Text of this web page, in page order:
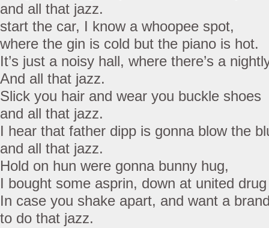
and all that jazz.
start the car, I know a whoopee spot,
where the gin is cold but the piano is hot.
It’s just a noisy hall, where there’s a
And all that jazz.
Slick you hair and wear you buckle shoes
and all that jazz.
I hear that father dipp is gonna blow the
and all that jazz.
Hold on hun were gonna bunny hug,
I bought some asprin, down at united drug
In case you shake apart, and want a
to do that jazz.